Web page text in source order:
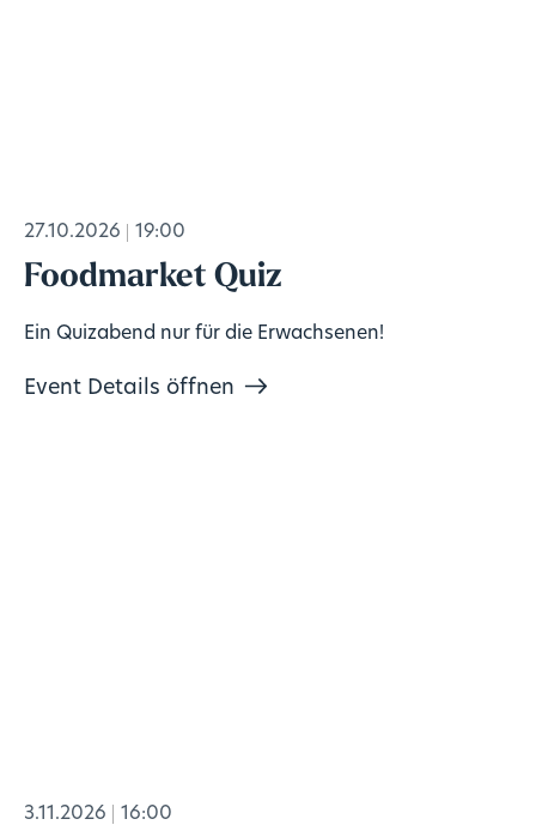
27.10.2026 19:00
Foodmarket Quiz
Ein Quizabend nur für die Erwachsenen!
Event Details öffnen
3.11.2026 16:00